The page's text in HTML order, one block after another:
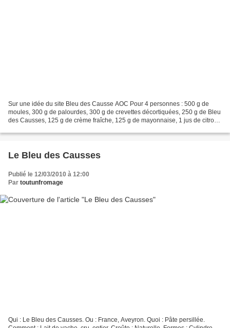
Sur une idée du site Bleu des Causse AOC Pour 4 personnes : 500 g de
moules, 300 g de palourdes, 300 g de crevettes décortiquées, 250 g de Bleu
des Causses, 125 g de crème fraîche, 125 g de mayonnaise, 1 jus de citron,
Le Bleu des Causses
Publié le 12/03/2010 à 12:00
Par toutunfromage
Qui : Le Bleu des Causses. Ou : France, Aveyron. Quoi : Pâte persillée.